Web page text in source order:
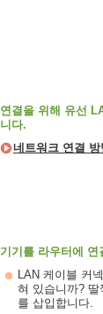
연결을 위해 유선
니다.
네트워크 연결 방
기기를 라우터에 연
LAN 케이블 커
혀 있습니까? 딸
를 삽입합니다.